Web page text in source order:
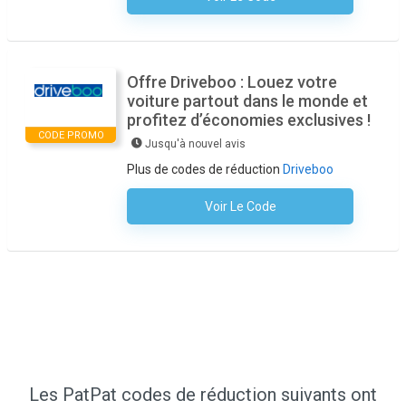
CODE PROMO
Offre Driveboo : Louez votre
voiture partout dans le monde et
profitez d’économies exclusives !
Jusqu'à nouvel avis
Plus de codes de réduction Driveboo
Voir Le Code
Aucun Code N'est Nécessaire
Les PatPat codes de réduction suivants ont